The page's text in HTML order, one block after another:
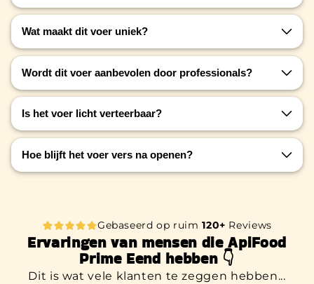
Wat maakt dit voer uniek?
Het is het eerste hondenvoer ter wereld dat
verrijkt is metpropolis en bijenpollenter
ondersteuning van het immuunsysteem.
Wordt dit voer aanbevolen door professionals?
Ja, ApiFood Prime Eend is samengesteld door
dierenartsen.
Is het voer licht verteerbaar?
Ja, Apifood Prime Eend is geformuleerd om
gemakkelijk verteerbaar te zijn, met ingrediënten
die zacht zijn voor de maag en darmen.
Hoe blijft het voer vers na openen?
Gebaseerd op ruim120+ Reviews
Ervaringen van mensen die ApiFood
Prime Eend hebben 👇
Dit is wat vele klanten te zeggen hebben...